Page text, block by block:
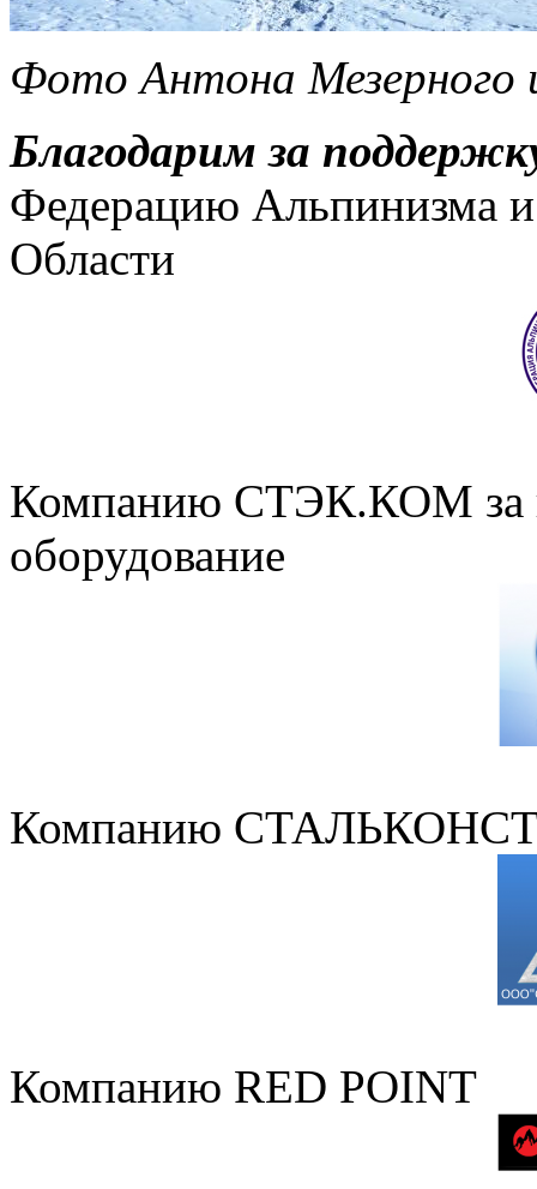
Фото Антона Мезерного
Благодарим за
Федерацию Альпинизма и
Области
Компанию СТЭК.КОМ за
оборудование
Компанию
Компанию RED POINT